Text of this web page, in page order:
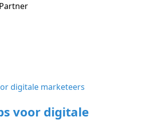
voor digitale